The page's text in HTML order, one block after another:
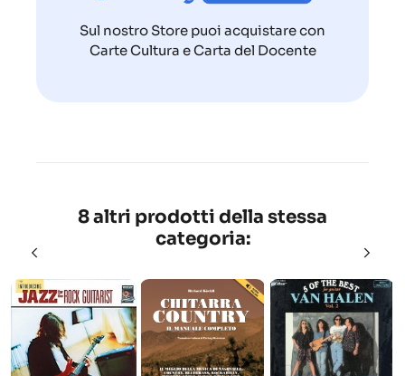
Sul nostro Store puoi acquistare con
Carte Cultura e Carta del Docente
8 altri prodotti della stessa
categoria: